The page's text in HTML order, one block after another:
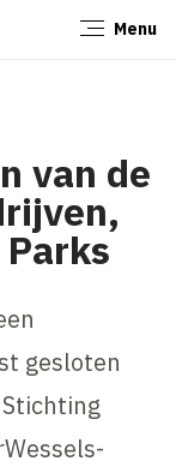
Menu
van de
gesloten
Sluiten